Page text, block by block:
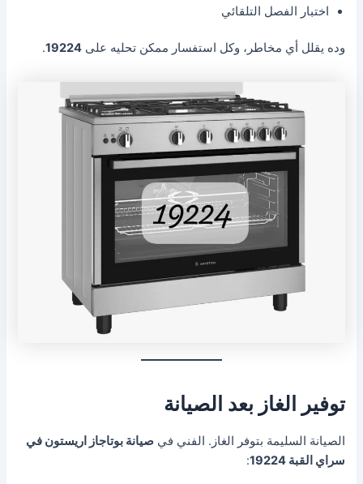
اختبار الفصل التلقائي
وده يقلل أي مخاطر، وكل استفسار ممكن تحليه على19224
.
توفير الغاز بعد الصيانة
الصيانة السليمة بتوفر الغاز. الفني فيصيانة بوتاجاز اريستون في
سراي القبة 19224
: